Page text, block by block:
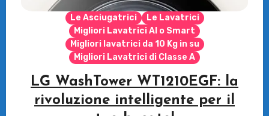
Le Asciugatrici
Le Lavatrici
Migliori Lavatrici AI o Smart
Migliori lavatrici da 10 Kg in su
Migliori Lavatrici di Classe A
LG WashTower WT1210EGF: la
rivoluzione intelligente per il